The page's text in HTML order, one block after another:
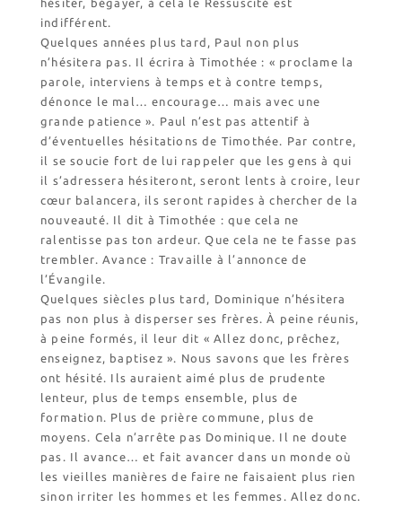
indifférent.
Quelques années plus tard, Paul non plus
n’hésitera pas. Il écrira à Timothée : « proclame la
parole, interviens à temps et à contre temps,
dénonce le mal… encourage… mais avec une
grande patience ». Paul n’est pas attentif à
d’éventuelles hésitations de Timothée. Par contre,
il se soucie fort de lui rappeler que les gens à qui
il s’adressera hésiteront, seront lents à croire, leur
cœur balancera, ils seront rapides à chercher de la
nouveauté. Il dit à Timothée : que cela ne
ralentisse pas ton ardeur. Que cela ne te fasse pas
trembler. Avance : Travaille à l’annonce de
l’Évangile.
Quelques siècles plus tard, Dominique n’hésitera
pas non plus à disperser ses frères. À peine réunis,
à peine formés, il leur dit « Allez donc, prêchez,
enseignez, baptisez ». Nous savons que les frères
ont hésité. Ils auraient aimé plus de prudente
lenteur, plus de temps ensemble, plus de
formation. Plus de prière commune, plus de
moyens. Cela n’arrête pas Dominique. Il ne doute
pas. Il avance… et fait avancer dans un monde où
les vieilles manières de faire ne faisaient plus rien
sinon irriter les hommes et les femmes. Allez donc.